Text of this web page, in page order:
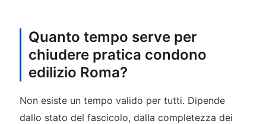
Quanto tempo serve per
chiudere pratica condono
edilizio Roma?
Non esiste un tempo valido per tutti. Dipende
dallo stato del fascicolo, dalla completezza dei